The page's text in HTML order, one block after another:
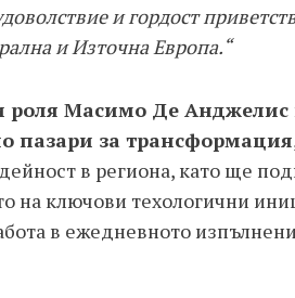
и гордост
и Източна Европа.“
роля Масимо Де Анджелис
пазари за трансформация
в региона, като ще
на ключови техологични
в ежедневното